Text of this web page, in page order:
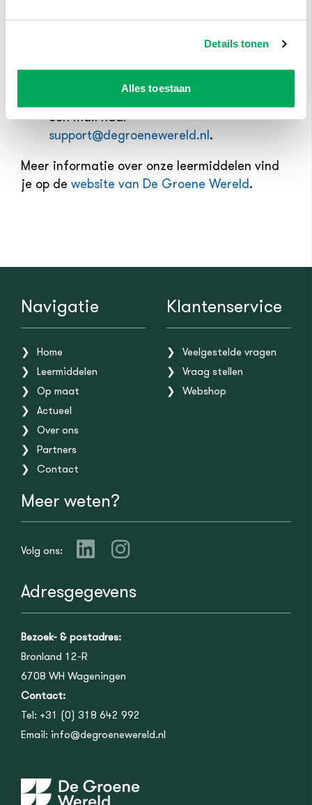
Details tonen
Alles toestaan
eenvoudig een activatiecode via onze
Ik heb een vraag
: Heb je na het lezen van
een mail naar
support@degroenewereld.nl.
Meer informatie over onze leermiddelen vind
je op de website van De Groene Wereld.
Navigatie
Home
Leermiddelen
Op maat
Actueel
Over ons
Partners
Contact
Klantenservice
Veelgestelde vragen
Vraag stellen
Webshop
Meer weten?
Volg ons:
Adresgegevens
Bezoek- & postadres:
Bronland 12-R
6708 WH Wageningen
Contact:
Tel: +31 (0) 318 642 992
Email: info@degroenewereld.nl